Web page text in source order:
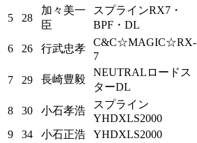
5 28
加々美一
臣
スプラインRX7・
BPF・DL
6 26 行武忠孝
C&C☆MAGIC☆RX-
7
7 29 長崎豊毅
NEUTRALロードス
ターDL
8 30 小石孝浩
スプライン
YHDXLS2000
9
34 小石正浩 YHDXLS2000